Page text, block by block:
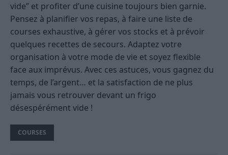
vide” et profiter d’une cuisine toujours bien garnie.
Pensez à planifier vos repas, à faire une liste de
courses exhaustive, à gérer vos stocks et à prévoir
quelques recettes de secours. Adaptez votre
organisation à votre mode de vie et soyez flexible
face aux imprévus. Avec ces astuces, vous gagnez du
temps, de l’argent… et la satisfaction de ne plus
jamais vous retrouver devant un frigo
désespérément vide !
COURSES